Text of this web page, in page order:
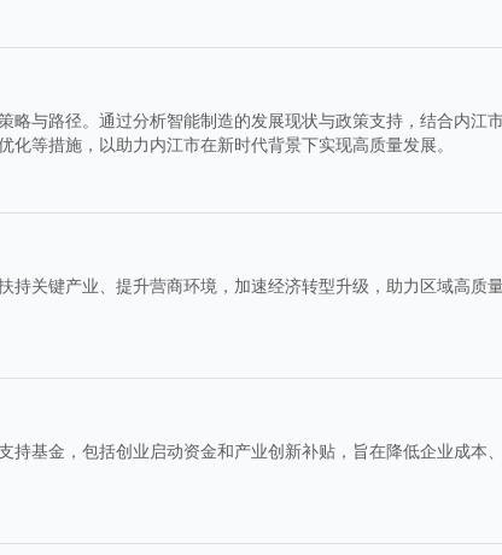
与路径。通过分析智能制造的发展现状与政策支持，结合内江
等措施，以助力内江市在新时代背景下实现高质量发展。
关键产业、提升营商环境，加速经济转型升级，助力区域高质
基金，包括创业启动资金和产业创新补贴，旨在降低企业成本